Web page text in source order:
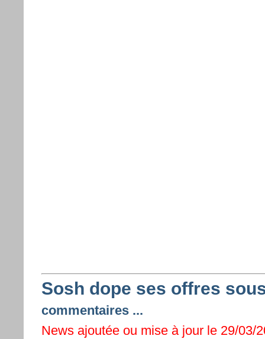
Sosh dope ses offres
commentaires ...
News ajoutée ou mise à jour le 29/03/